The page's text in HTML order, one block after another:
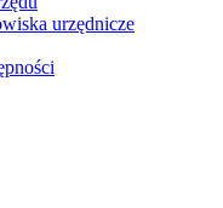
urzędnicze